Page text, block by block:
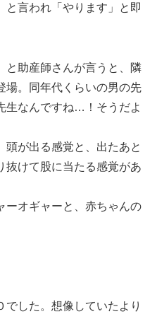
と言われ「やります」と即
と助産師さんが言うと、隣
場。同年代くらいの男の先
生なんですね…！そうだよ
頭が出る感覚と、出たあと
抜けて股に当たる感覚があ
ーオギャーと、赤ちゃんの
でした。想像していたより